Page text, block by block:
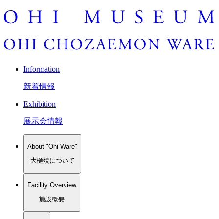
Information
新着情報
Exhibition
展示会情報
About "Ohi Ware"
大樋焼について
Facility Overview
施設概要